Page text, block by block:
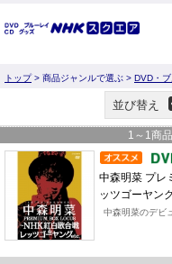
トップ> 商品ジャンルで選ぶ > DVD・
並び替え
1 ～ 1 商
中森明菜 プレ
ッツゴーヤン
中森明菜のデビ